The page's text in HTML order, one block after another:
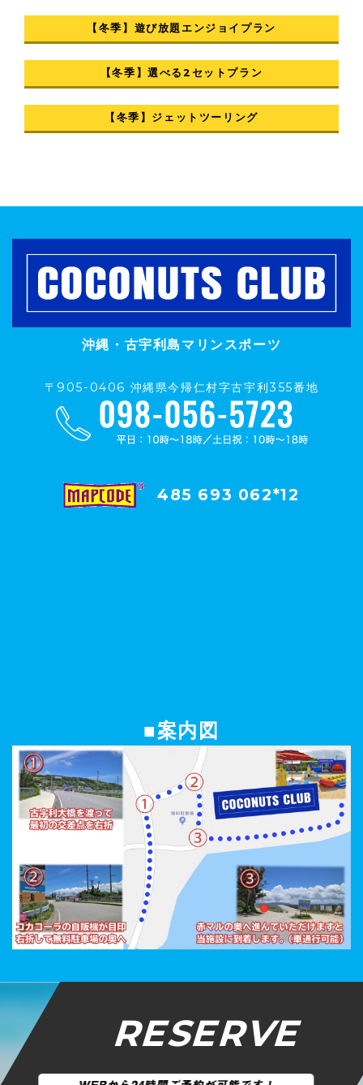
【冬季】遊び放題エンジョイプラン
【冬季】選べる2セットプラン
【冬季】ジェットツーリング
沖縄・古宇利島マリンスポーツ
〒905-0406 沖縄県今帰仁村字古宇利355番地
485 693 062*12
■案内図
RESERVE